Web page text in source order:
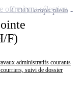
F)
administratifs courants
suivi de dossier
CDDTemps plein
offre à ma sélection